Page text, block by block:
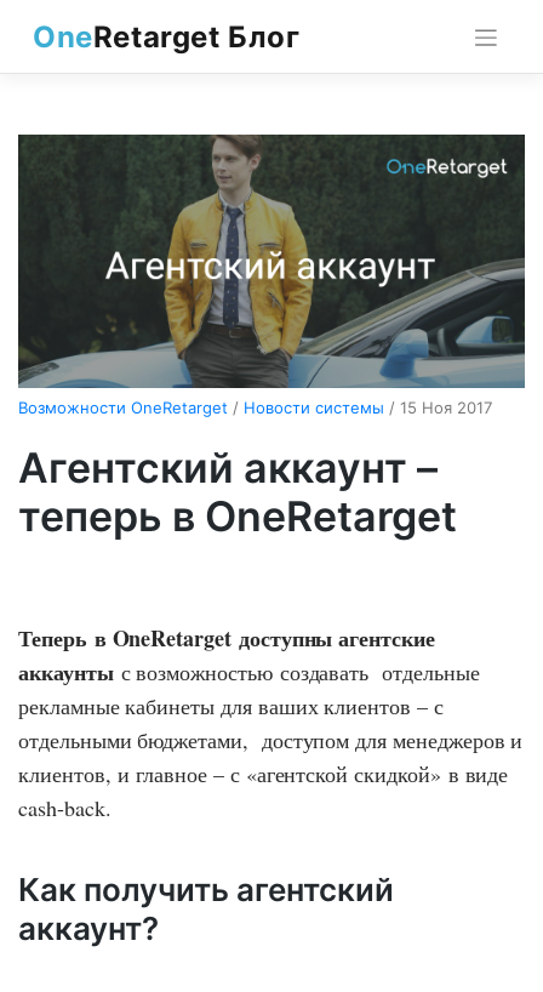
contentOneRetarget Блог
Возможности OneRetarget / Новости системы / 15 Ноя 2017
Агентский аккаунт –
теперь в OneRetarget
Теперь в OneRetarget доступны агентские
аккаунтыс возможностью создавать отдельные
рекламные кабинеты для ваших клиентов – с
отдельными бюджетами, доступом для менеджеров и
клиентов, и главное – с «агентской скидкой» в виде
cash-back.
Как получить агентский
аккаунт?